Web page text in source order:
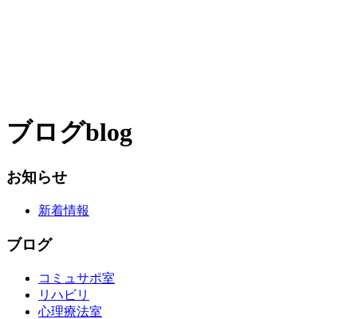
ブログblog
お知らせ
新着情報
ブログ
コミュサポ室
リハビリ
心理療法室